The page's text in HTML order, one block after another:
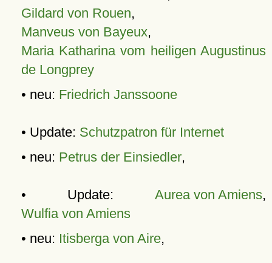
Gildard von Rouen,
Manveus von Bayeux,
Maria Katharina vom heiligen Augustinus
de Longprey
• neu: Friedrich Janssoone
• Update: Schutzpatron für Internet
• neu: Petrus der Einsiedler,
• Update: Aurea von Amiens,
Wulfia von Amiens
• neu: Itisberga von Aire,